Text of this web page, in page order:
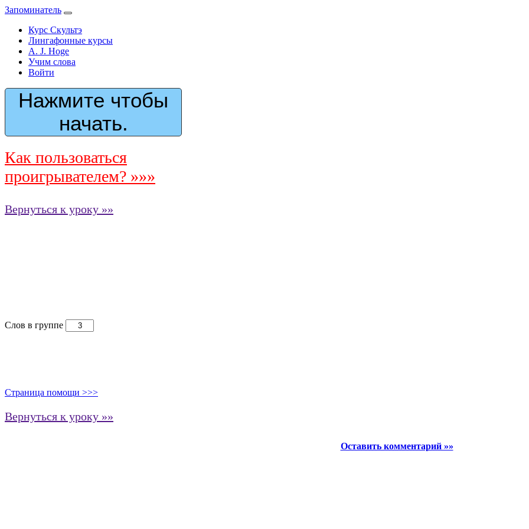
Запоминатель
Курс Скультэ
Лингафонные курсы
A. J. Hoge
Учим слова
Войти
Нажмите чтобы
начать.
Как пользоваться
проигрывателем? »»»
Вернуться к уроку »»
Слов в группе
Страница помощи >>>
Вернуться к уроку »»
Оставить комментарий »»